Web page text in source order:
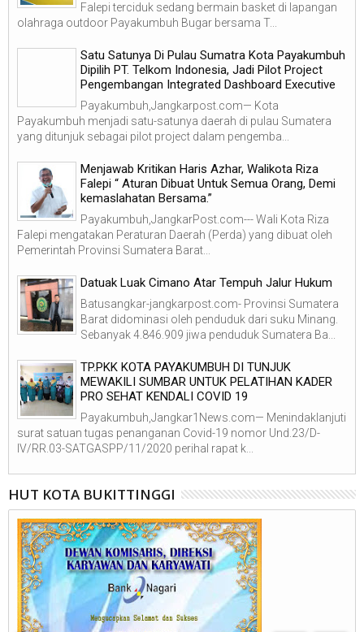
Falepi terciduk sedang bermain basket di lapangan
olahraga outdoor Payakumbuh Bugar bersama T...
Satu Satunya Di Pulau Sumatra Kota Payakumbuh
Dipilih PT. Telkom Indonesia, Jadi Pilot Project
Pengembangan Integrated Dashboard Executive
Payakumbuh,Jangkarpost.com— Kota
Payakumbuh menjadi satu-satunya daerah di pulau Sumatera
yang ditunjuk sebagai pilot project dalam pengemba...
Menjawab Kritikan Haris Azhar, Walikota Riza
Falepi “ Aturan Dibuat Untuk Semua Orang, Demi
kemaslahatan Bersama.”
Payakumbuh,JangkarPost.com--- Wali Kota Riza
Falepi mengatakan Peraturan Daerah (Perda) yang dibuat oleh
Pemerintah Provinsi Sumatera Barat...
Datuak Luak Cimano Atar Tempuh Jalur Hukum
Batusangkar-jangkarpost.com- Provinsi Sumatera
Barat didominasi oleh penduduk dari suku Minang.
Sebanyak 4.846.909 jiwa penduduk Sumatera Ba...
TP.PKK KOTA PAYAKUMBUH DI TUNJUK
MEWAKILI SUMBAR UNTUK PELATIHAN KADER
PRO SEHAT KENDALI COVID 19
Payakumbuh,Jangkar1News.com— Menindaklanjuti
surat satuan tugas penanganan Covid-19 nomor Und.23/D-
IV/RR.03-SATGASPP/11/2020 perihal rapat k...
HUT KOTA BUKITTINGGI